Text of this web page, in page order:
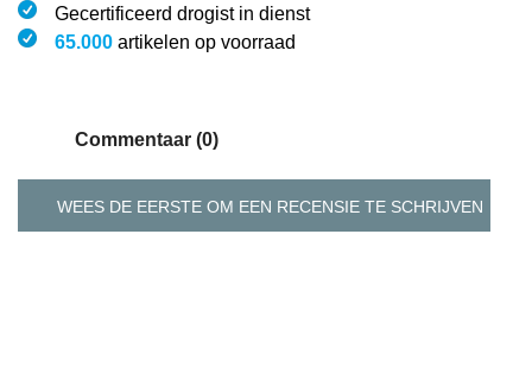
Gecertificeerd drogist in dienst
65.000 artikelen op voorraad
Commentaar (0)
WEES DE EERSTE OM EEN RECENSIE TE SCHRIJVEN